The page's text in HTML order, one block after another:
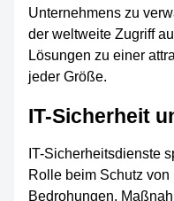
Unternehmens zu
der weltweite Zugriff
Lösungen zu einer
jeder Größe.
IT-Sicherheit
IT-Sicherheitsdienste
Rolle beim Schutz
Bedrohungen.